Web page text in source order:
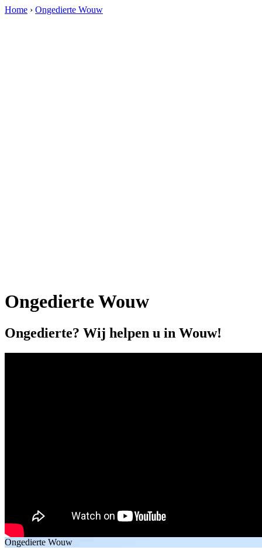
Home › Ongedierte Wouw
Ongedierte Wouw
Ongedierte? Wij helpen u in Wouw!
Ongedierte Wouw